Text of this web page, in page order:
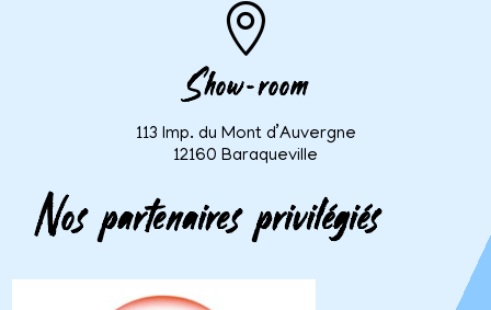

Show-room
113 Imp. du Mont d’Auvergne
12160 Baraqueville
Nos partenaires privilégiés